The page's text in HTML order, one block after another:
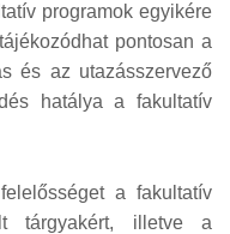
programok egyikére
pontosan a
és az utazásszervező
hatálya a fakultatív
a fakultatív
tárgyakért, illetve a